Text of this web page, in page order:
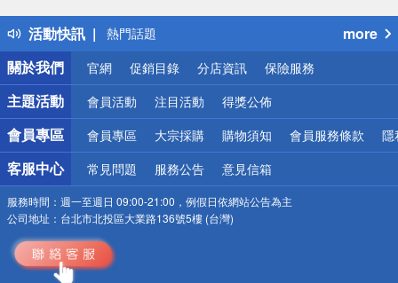
活動快訊
得獎公告
熱門話題
銀行優惠
偏遠地區配送
詐騙網頁！請小心！
more
關於我們
官網 促銷目錄 分店資訊 保險服務
主題活動 會員活動 注目活動 得獎公佈
會員專區 會員專區 大宗採購 購物須知 會員服務條款 隱
客服中心 常見問題 服務公告 意見信箱
服務時間： 週一至週日 09:00-21:00，例假日依網站公告為主
公司地址： 台北市北投區大業路136號5樓 (台灣)